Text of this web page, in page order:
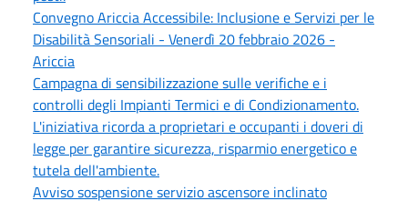
Convegno Ariccia Accessibile: Inclusione e Servizi per le
Disabilità Sensoriali - Venerdì 20 febbraio 2026 -
Ariccia
Campagna di sensibilizzazione sulle verifiche e i
controlli degli Impianti Termici e di Condizionamento.
L'iniziativa ricorda a proprietari e occupanti i doveri di
legge per garantire sicurezza, risparmio energetico e
tutela dell'ambiente.
Avviso sospensione servizio ascensore inclinato